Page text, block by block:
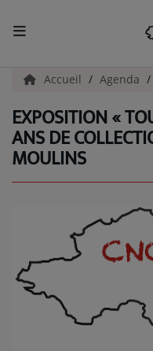
ACCUEIL
Actualités
INFOS - ALLIER
INFOS POP ROCK
La Radio
EMISSIONS
Accueil Agenda
EXPOSITION «
ANS DE
MOULINS